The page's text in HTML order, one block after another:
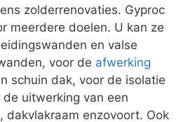
zolderrenovaties. Gyproc
meerdere doelen. U kan ze
en valse
voor de afwerking
schuin dak, voor de isolatie
uitwerking van een
dakvlakraam enzovoort. Ook